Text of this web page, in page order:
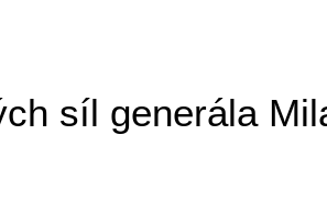
síl generála